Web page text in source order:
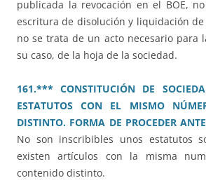
publicada la revocación en el BOE,
escritura de disolución y liquidación
no se trata de un acto necesario para
su caso, de la hoja de la sociedad.
161.*** CONSTITUCIÓN DE
ESTATUTOS CON EL MISMO
DISTINTO. FORMA DE PROCEDER
No son inscribibles unos estatutos
existen artículos con la misma
contenido distinto.